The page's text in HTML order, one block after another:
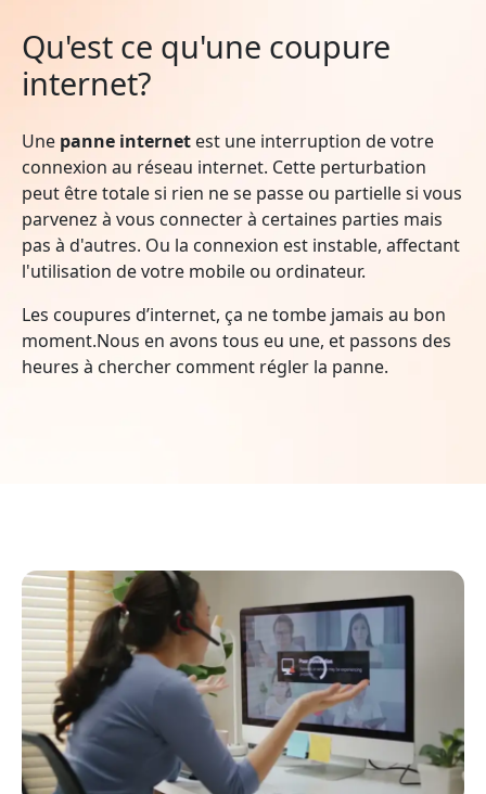
Qu'est ce qu'une coupure
internet?
Une panne internet est une interruption de votre
connexion au réseau internet. Cette perturbation
peut être totale si rien ne se passe ou partielle si vous
parvenez à vous connecter à certaines parties mais
pas à d'autres. Ou la connexion est instable, affectant
l'utilisation de votre mobile ou ordinateur.
Les coupures d’internet, ça ne tombe jamais au bon
moment.Nous en avons tous eu une, et passons des
heures à chercher comment régler la panne.